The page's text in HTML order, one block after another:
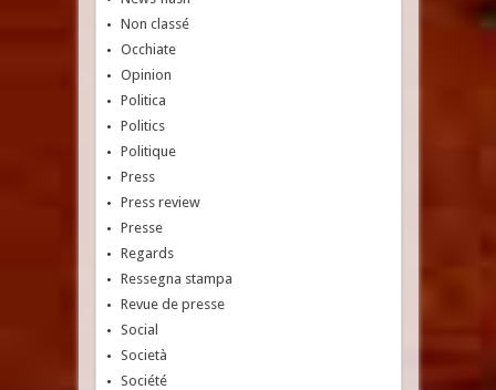
Non classé
Occhiate
Opinion
Politica
Politics
Politique
Press
Press review
Presse
Regards
Ressegna stampa
Revue de presse
Social
Società
Société